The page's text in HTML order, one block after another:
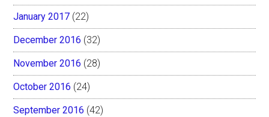
January 2017 (22)
December 2016 (32)
November 2016 (28)
October 2016 (24)
September 2016 (42)